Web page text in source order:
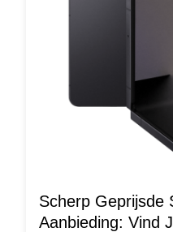
Scherp Geprijsde
Aanbieding: Vind